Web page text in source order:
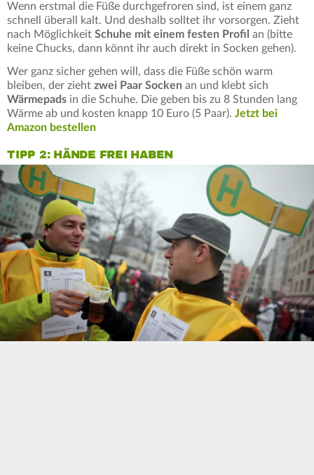
Wenn erstmal die Füße durchgefroren sind, ist einem ganz
schnell überall kalt. Und deshalb solltet ihr vorsorgen. Zieht
nach Möglichkeit Schuhe mit einem festen Profil an (bitte
keine Chucks, dann könnt ihr auch direkt in Socken gehen).
Wer ganz sicher gehen will, dass die Füße schön warm
bleiben, der zieht zwei Paar Socken an und klebt sich
Wärmepads in die Schuhe. Die geben bis zu 8 Stunden lang
Wärme ab und kosten knapp 10 Euro (5 Paar). Jetzt bei
Amazon bestellen
TIPP 2: HÄNDE FREI HABEN